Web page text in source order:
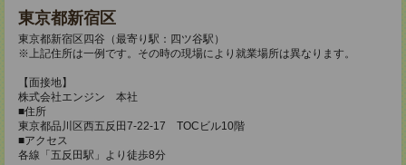
東京都新宿区
東京都新宿区四谷（最寄り駅：四ツ谷駅）
※上記住所は一例です。その時の現場により就業場所は異なります。
【面接地】
株式会社エンジン 本社
■住所
東京都品川区西五反田7-22-17 TOCビル10階
■アクセス
各線「五反田駅」より徒歩8分